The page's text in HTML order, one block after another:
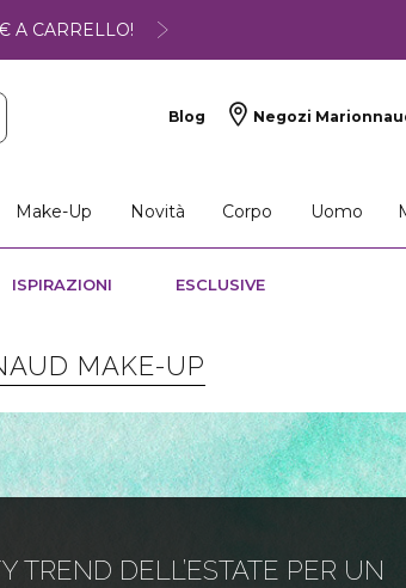
A CARRELLO!
Blog Negozi
Make-Up Novità Corpo Uomo
ISPIRAZIONI ESCLUSIVE
MAKE-UP
TREND DELL’ESTATE PER UN